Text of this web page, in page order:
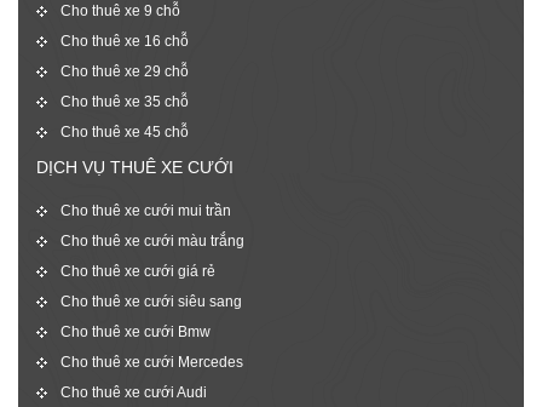
Cho thuê xe 9 chỗ
Cho thuê xe 16 chỗ
Cho thuê xe 29 chỗ
Cho thuê xe 35 chỗ
Cho thuê xe 45 chỗ
DỊCH VỤ THUÊ XE CƯỚI
Cho thuê xe cưới mui trần
Cho thuê xe cưới màu trắng
Cho thuê xe cưới giá rẻ
Cho thuê xe cưới siêu sang
Cho thuê xe cưới Bmw
Cho thuê xe cưới Mercedes
Cho thuê xe cưới Audi